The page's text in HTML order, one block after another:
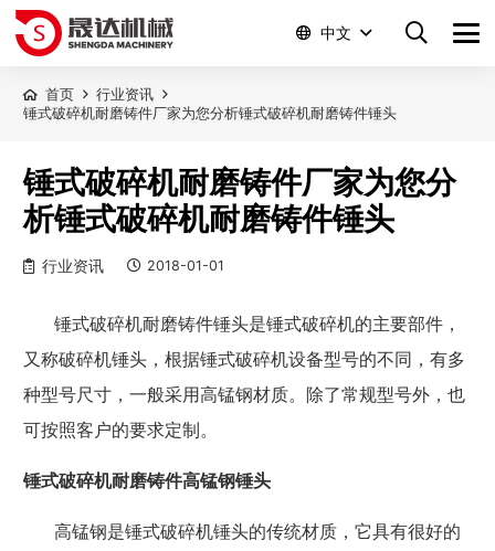
中文
首页
行业资讯
锤式破碎机耐磨铸件厂家为您分析锤式破碎机耐磨铸件锤头
锤式破碎机耐磨铸件厂家为您分
析锤式破碎机耐磨铸件锤头
行业资讯 2018-01-01
锤式破碎机耐磨铸件锤头是锤式破碎机的主要部件，
又称破碎机锤头，根据锤式破碎机设备型号的不同，有多
种型号尺寸，一般采用高锰钢材质。除了常规型号外，也
可按照客户的要求定制。
锤式破碎机耐磨铸件高锰钢锤头
高锰钢是锤式破碎机锤头的传统材质，它具有很好的